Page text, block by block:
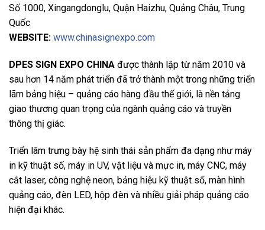
Số 1000, Xingangdonglu, Quận Haizhu, Quảng Châu, Trung
Quốc
WEBSITE: www.chinasignexpo.com
DPES SIGN EXPO CHINA được thành lập từ năm 2010 và
sau hơn 14 năm phát triển đã trở thành một trong những triển
lãm bảng hiệu – quảng cáo hàng đầu thế giới, là nền tảng
giao thương quan trọng của ngành quảng cáo và truyền
thông thị giác.
Triển lãm trưng bày hệ sinh thái sản phẩm đa dạng như máy
in kỹ thuật số, máy in UV, vật liệu và mực in, máy CNC, máy
cắt laser, công nghệ neon, bảng hiệu kỹ thuật số, màn hình
quảng cáo, đèn LED, hộp đèn và nhiều giải pháp quảng cáo
hiện đại khác.